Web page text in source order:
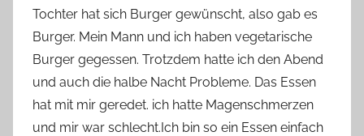
Tochter hat sich Burger gewünscht, also gab es
Burger. Mein Mann und ich haben vegetarische
Burger gegessen. Trotzdem hatte ich den Abend
und auch die halbe Nacht Probleme. Das Essen
hat mit mir geredet. ich hatte Magenschmerzen
und mir war schlecht.Ich bin so ein Essen einfach